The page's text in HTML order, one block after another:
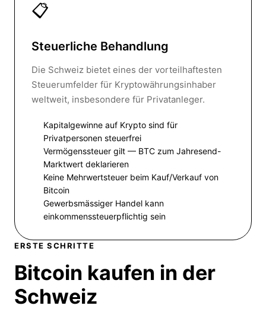
📋
Steuerliche Behandlung
Die Schweiz bietet eines der vorteilhaftesten
Steuerumfelder für Kryptowährungsinhaber
weltweit, insbesondere für Privatanleger.
Kapitalgewinne auf Krypto sind für
Privatpersonen steuerfrei
Vermögenssteuer gilt — BTC zum Jahresend-
Marktwert deklarieren
Keine Mehrwertsteuer beim Kauf/Verkauf von
Bitcoin
Gewerbsmässiger Handel kann
einkommenssteuerpflichtig sein
ERSTE SCHRITTE
Bitcoin kaufen in der
Schweiz